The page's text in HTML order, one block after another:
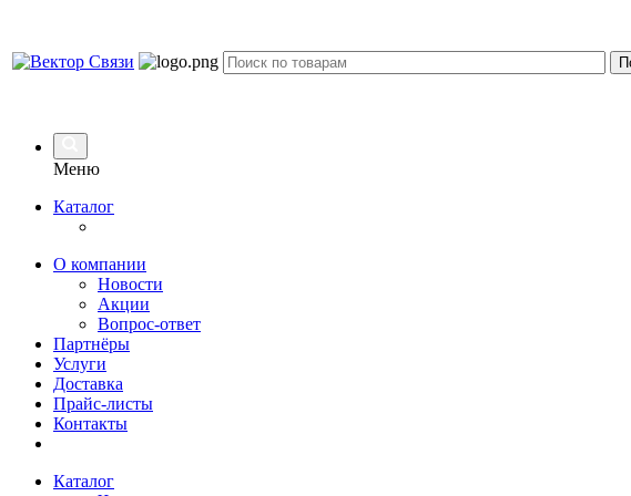
Меню
Каталог
О компании
Новости
Акции
Вопрос-ответ
Партнёры
Услуги
Доставка
Прайс-листы
Контакты
Каталог